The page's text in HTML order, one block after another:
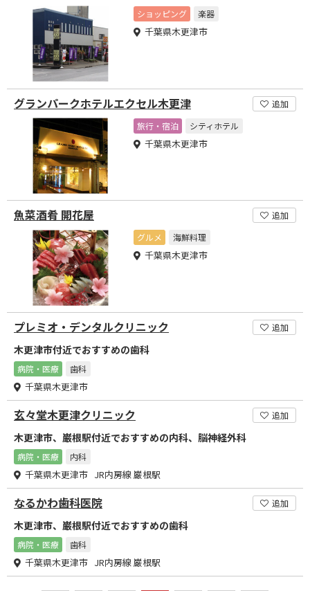
ショッピング
楽器
千葉県木更津市
グランパークホテルエクセル木更津
追加
旅行・宿泊
シティホテル
千葉県木更津市
魚菜酒肴 開花屋
追加
グルメ
海鮮料理
千葉県木更津市
プレミオ・デンタルクリニック 追加
木更津市付近でおすすめの歯科
病院・医療 歯科
千葉県木更津市
玄々堂木更津クリニック 追加
木更津市、巌根駅付近でおすすめの内科、脳神経外科
病院・医療 内科
千葉県木更津市 JR内房線 巌根駅
なるかわ歯科医院 追加
木更津市、巌根駅付近でおすすめの歯科
病院・医療 歯科
千葉県木更津市 JR内房線 巌根駅